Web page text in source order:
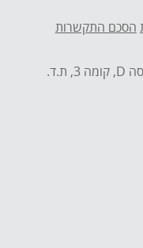
הסכם התקשרות
רח' הברזל 19, רמת החייל, כניסה D, קומה 3, ת.ד.